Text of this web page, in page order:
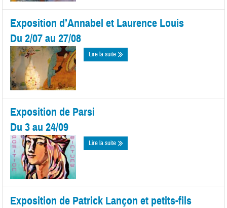
Exposition d’Annabel et Laurence Louis
Du 2/07 au 27/08
Lire la suite
Exposition de Parsi
Du 3 au 24/09
Lire la suite
Exposition de Patrick Lançon et petits-fils